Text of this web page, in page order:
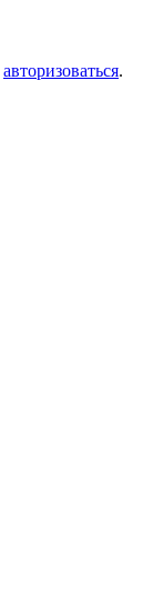
авторизоваться.